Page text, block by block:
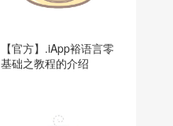
【官方】.iApp裕语言零
基础之教程的介绍